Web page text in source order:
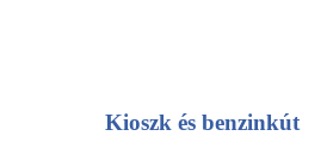
Kioszk és benzinkút